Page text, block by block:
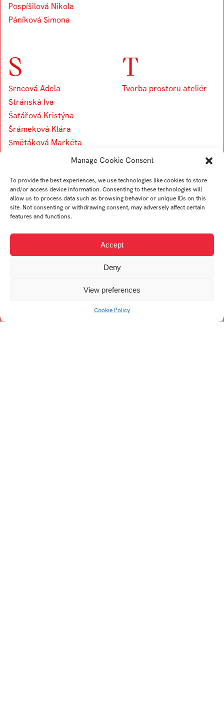
Manage Cookie Consent
To provide the best experiences, we use technologies like cookies to store
and/or access device information. Consenting to these technologies will
allow us to process data such as browsing behavior or unique IDs on this
site. Not consenting or withdrawing consent, may adversely affect certain
features and functions.
Accept
Deny
View preferences
Cookie Policy
Pospíšilová Nikola
Páníková Simona
S
Srncová Adela
Stránská Iva
Šafářová Kristýna
Šrámeková Klára
Smětáková Markéta
Stuchlíková Natálie
Selivanova Polina
Slaninová Tereza
Skřivánková Veronika
T
Tvorba prostoru ateliér
V
Vendžúrová Alexandra